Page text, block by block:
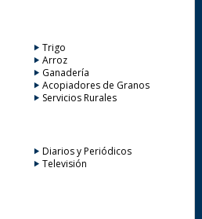
Trigo
Arroz
Ganadería
Acopiadores de Granos
Servicios Rurales
Diarios y Periódicos
Televisión